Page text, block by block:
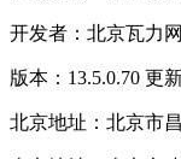
开发者：北京瓦力
版本：13.5.0.70 更
北京地址：北京市